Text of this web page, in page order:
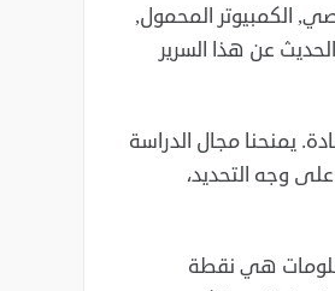
الكمبيوتر المحمول,
عن هذا السرير
يمنحنا مجال الدراسة
وجه التحديد،
هي نقطة